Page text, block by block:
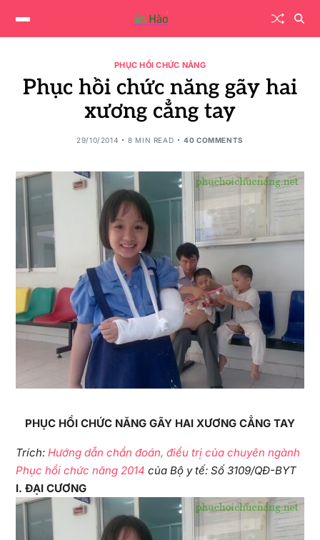
PHỤC HỒI CHỨC NĂNG
Phục hồi chức năng gãy hai
xương cẳng tay
29/10/2014 8 MIN READ 40 COMMENTS
PHỤC HỒI CHỨC NĂNG GÃY HAI XƯƠNG CẲNG TAY
Trích: Hướng dẫn chẩn đoán, điều trị của chuyên ngành
Phục hồi chức năng 2014 của Bộ y tế: Số 3109/QĐ-BYT
I. ĐẠI CƯƠNG